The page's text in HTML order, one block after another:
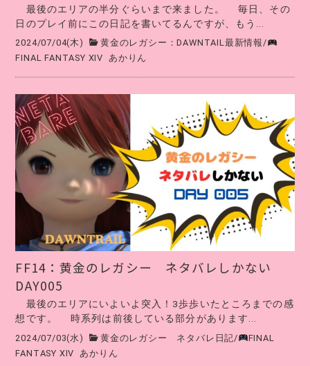
最後のエリアの半分ぐらいまで来ました。 毎日、その
日のプレイ前にこの日記を書いてるんですが、もう...
2024/07/04(木) 黄金のレガシー：DAWNTAIL最新情報/
FINAL FANTASY XIV
あかりん
FF14：黄金のレガシー ネタバレしかない
DAY005
最後のエリアにいよいよ突入！3歩歩いたところまでの感
想です。 時系列は前後している部分があります...
2024/07/03(水) 黄金のレガシー ネタバレ日記/
FINAL
FANTASY XIV
あかりん